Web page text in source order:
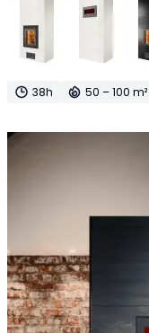
38h 50 – 100 m²